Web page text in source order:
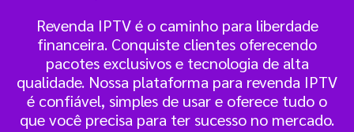
Revenda IPTV é o caminho para liberdade
financeira. Conquiste clientes oferecendo
pacotes exclusivos e tecnologia de alta
qualidade. Nossa plataforma para revenda IPTV
é confiável, simples de usar e oferece tudo o
que você precisa para ter sucesso no mercado.